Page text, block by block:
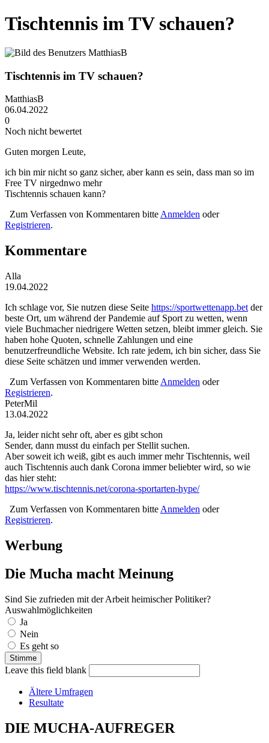
Tischtennis im TV schauen?
Tischtennis im TV schauen?
MatthiasB
06.04.2022
0
Noch nicht bewertet
Guten morgen Leute,
ich bin mir nicht so ganz sicher, aber kann es sein, dass man so im
Free TV nirgednwo mehr
Tischtennis schauen kann?
Zum Verfassen von Kommentaren bitteAnmelden oder
Registrieren.
Kommentare
Alla
19.04.2022
Ich schlage vor, Sie nutzen diese Seite https://sportwettenapp.bet der
beste Ort, um während der Pandemie auf Sport zu wetten, wenn
viele Buchmacher niedrigere Wetten setzen, bleibt immer gleich. Sie
haben hohe Quoten, schnelle Zahlungen und eine
benutzerfreundliche Website. Ich rate jedem, ich bin sicher, dass Sie
diese Seite schätzen und immer verwenden werden.
Zum Verfassen von Kommentaren bitte Anmelden oder
Registrieren.
PeterMil
13.04.2022
Ja, leider nicht sehr oft, aber es gibt schon
Sender, dann musst du einfach per Stellit suchen.
Aber soweit ich weiß, gibt es auch immer mehr Tischtennis, weil
auch Tischtennis auch dank Corona immer beliebter wird, so wie
das hier steht:
https://www.tischtennis.net/corona-sportarten-hype/
Zum Verfassen von Kommentaren bitte Anmelden oder
Registrieren.
Werbung
Die Mucha macht Meinung
Sind Sie zufrieden mit der Arbeit heimischer Politiker?
Auswahlmöglichkeiten
Ja
Nein
Es geht so
Leave this field blank
Ältere Umfragen
Resultate
DIE MUCHA-AUFREGER